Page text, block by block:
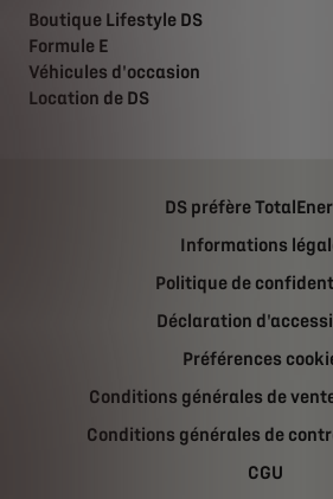
Boutique Lifestyle DS
Formule E
Véhicules d'occasion
Location de DS
DS préfère
Informations
Politique de
Déclaration
Préférences
Conditions générales de
Conditions générales de
CGU